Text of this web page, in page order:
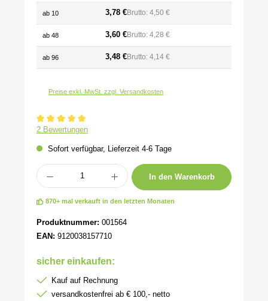
ab 10 3,78 €Brutto: 4,50 €
ab 48 3,60 €Brutto: 4,28 €
ab 96 3,48 €Brutto: 4,14 €
Preise exkl. MwSt. zzgl. Versandkosten
Durchschnittliche Bewertung von 5 von 5 Sternen
2 Bewertungen
Sofort verfügbar, Lieferzeit 4-6 Tage
Produkt Anzahl: Gib den gewünschten Wert ein oder benutze die Schaltflächen
In den Warenkorb
870+ mal verkauft in den letzten Monaten
Produktnummer: 001564
EAN: 9120038157710
sicher einkaufen:
Kauf auf Rechnung
versandkostenfrei ab € 100,- netto